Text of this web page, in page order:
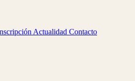
Actualidad Contacto